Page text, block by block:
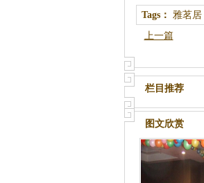
Tags： 雅茗居
上一篇
栏目推荐
图文欣赏